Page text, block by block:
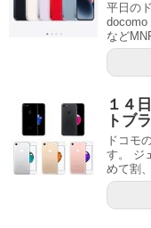
平日の
docomo
など
１４
トブ
ドコモ
す。 ジ
めて割